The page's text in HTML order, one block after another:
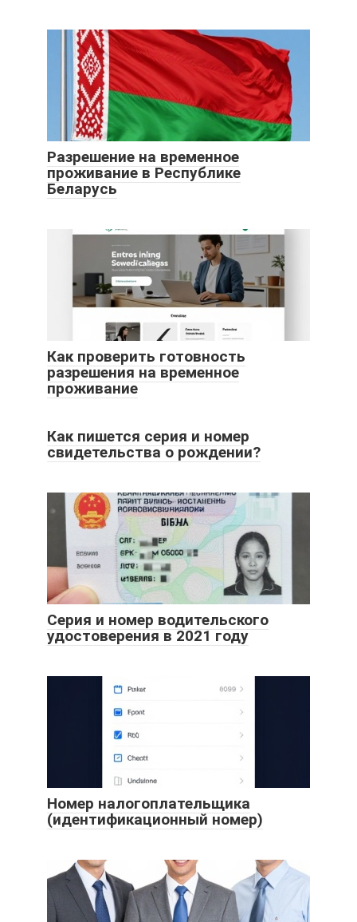
Разрешение на временное
проживание в Республике
Беларусь
Как проверить готовность
разрешения на временное
проживание
Как пишется серия и номер
свидетельства о рождении?
Серия и номер водительского
удостоверения в 2021 году
Номер налогоплательщика
(идентификационный номер)